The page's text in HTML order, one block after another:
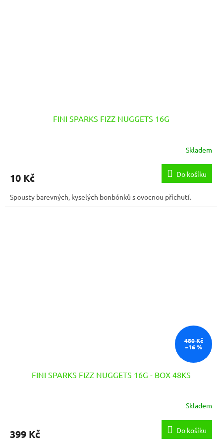
FINI SPARKS FIZZ NUGGETS 16G
Skladem
10 Kč Do košíku
Spousty barevných, kyselých bonbónků s ovocnou příchutí.
480 Kč
–16 %
FINI SPARKS FIZZ NUGGETS 16G - BOX 48KS
Skladem
399 Kč Do košíku